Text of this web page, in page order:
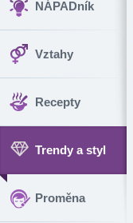
NÁPADník
Vztahy
Recepty
Trendy a styl
Proměna